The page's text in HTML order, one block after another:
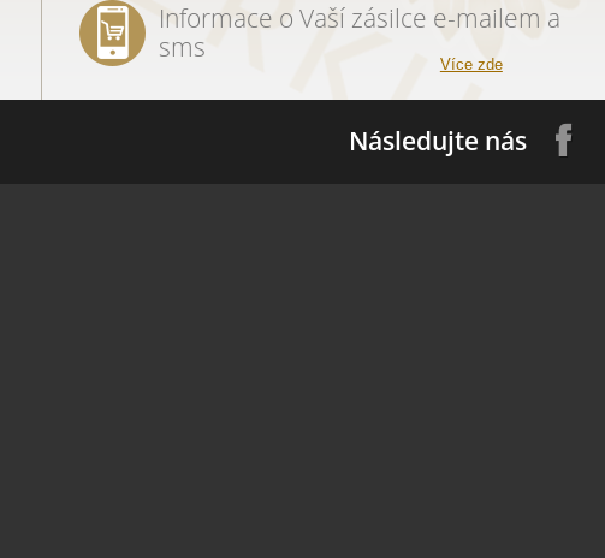
Informace o Vaší zásilce e-mailem a
sms
Více zde
Následujte nás